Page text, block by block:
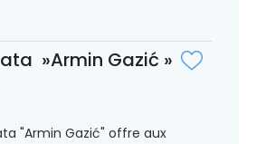
»Armin Gazić »
"Armin Gazić" offre aux